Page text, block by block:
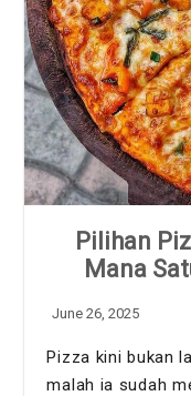
Pilihan
Mana
June 26, 2025
Pizza kini bukan
malah ia sudah